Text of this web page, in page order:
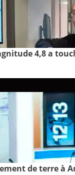
4,8 a
de terre à